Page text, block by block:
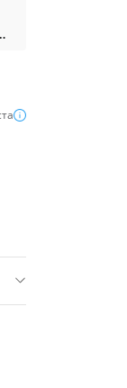
ценам. Таких нет на МП.